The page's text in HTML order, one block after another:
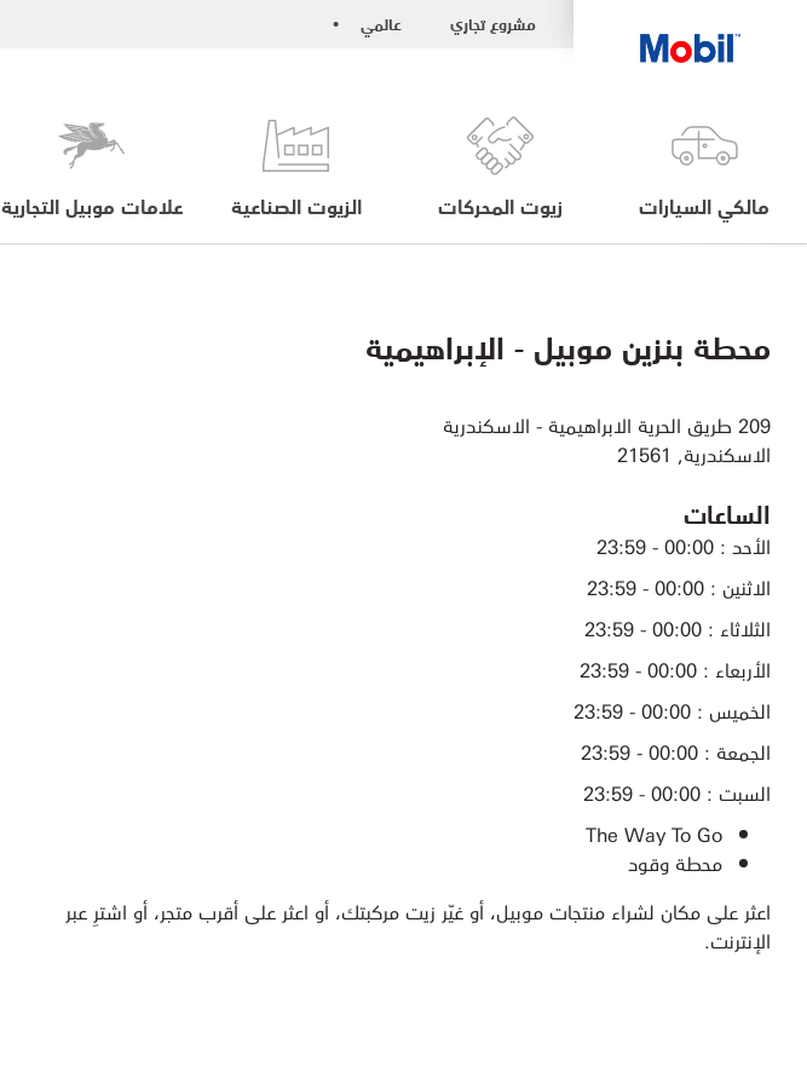
مشروع تجاري • عالمي
علامات موبيل التجارية الزيوت الصناعية زيوت المحركات مالكي السيارات
محطة بنزين موبيل - الإبراهيمية
209 طريق الحرية الابراهيمية - الاسكندرية
الاسكندرية, 21561
الساعات
الأحد : 00:00 - 23:59
الاثنين : 00:00 - 23:59
الثلاثاء : 00:00 - 23:59
الأربعاء : 00:00 - 23:59
الخميس : 00:00 - 23:59
الجمعة : 00:00 - 23:59
السبت : 00:00 - 23:59
The Way To Go
محطة وقود
اعثر على مكان لشراء منتجات موبيل، أو غيّر زيت مركبتك، أو اعثر على أقرب متجر، أو اشترِ عبر
الإنترنت.